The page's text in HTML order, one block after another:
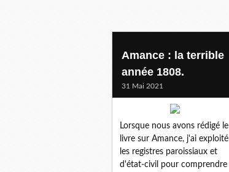
Amance : la terrible
année 1808.
31 Mai 2021
Lorsque nous avons rédigé le
livre sur Amance, j'ai exploité
les registres paroissiaux et
d'état-civil pour comprendre